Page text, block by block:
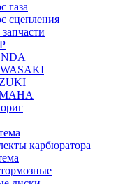
газа
сцепления
карбюратора